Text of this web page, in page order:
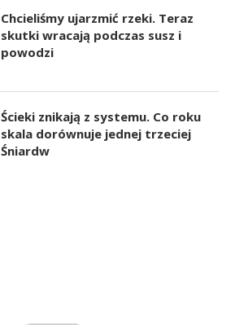
Chcieliśmy ujarzmić rzeki. Teraz
skutki wracają podczas susz i
powodzi
Ścieki znikają z systemu. Co roku
skala dorównuje jednej trzeciej
Śniardw